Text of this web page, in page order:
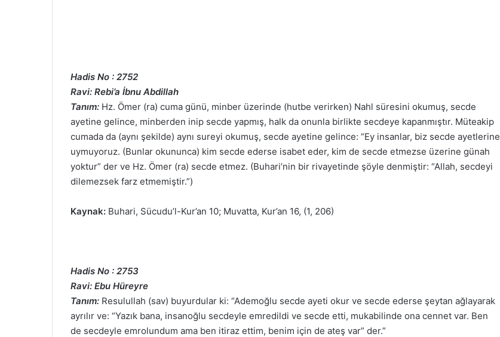
Hadis No : 2752
Ravi: Rebi’a İbnu Abdillah
Tanım: Hz. Ömer (ra) cuma günü, minber üzerinde (hutbe verirken) Nahl süresini okumuş, secde
ayetine gelince, minberden inip secde yapmış, halk da onunla birlikte secdeye kapanmıştır. Müteakip
cumada da (aynı şekilde) aynı sureyi okumuş, secde ayetine gelince: “Ey insanlar, biz secde ayetlerine
uymuyoruz. (Bunlar okununca) kim secde ederse isabet eder, kim de secde etmezse üzerine günah
yoktur” der ve Hz. Ömer (ra) secde etmez. (Buhari’nin bir rivayetinde şöyle denmiştir: “Allah, secdeyi
dilemezsek farz etmemiştir.”)
Kaynak: Buhari, Sücudu’l-Kur’an 10; Muvatta, Kur’an 16, (1, 206)
Hadis No : 2753
Ravi: Ebu Hüreyre
Tanım: Resulullah (sav) buyurdular ki: “Ademoğlu secde ayeti okur ve secde ederse şeytan ağlayarak
ayrılır ve: “Yazık bana, insanoğlu secdeyle emredildi ve secde etti, mukabilinde ona cennet var. Ben
de secdeyle emrolundum ama ben itiraz ettim, benim için de ateş var” der.”